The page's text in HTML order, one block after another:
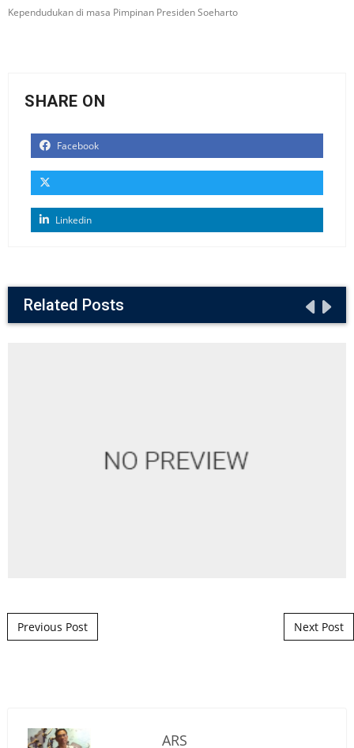
Kependudukan di masa Pimpinan Presiden Soeharto
SHARE ON
Facebook
Linkedin
Related Posts
Post navigation
Previous Post Next Post
ARS